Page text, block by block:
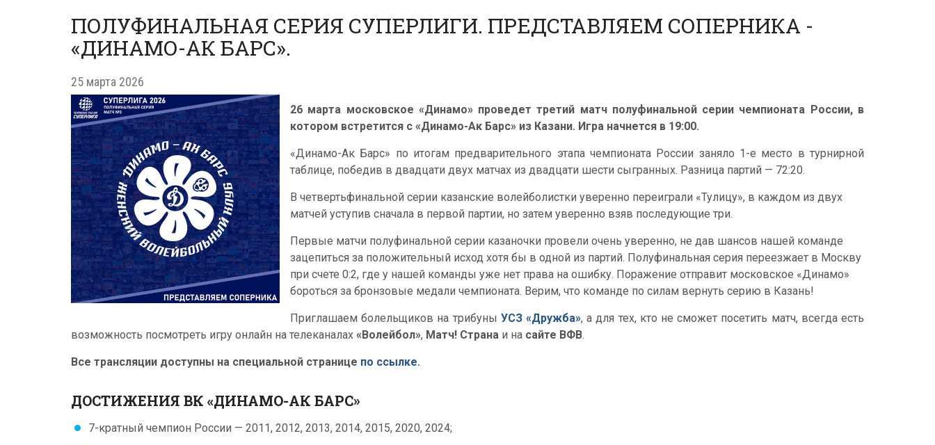
ПОЛУФИНАЛЬНАЯ СЕРИЯ СУПЕРЛИГИ. ПРЕДСТАВЛЯЕМ СОПЕРНИКА -
«ДИНАМО-АК БАРС».
25 марта 2026
26 марта московское «Динамо» проведет третий матч полуфинальной серии чемпионата России, в
котором встретится с «Динамо-Ак Барс» из Казани. Игра начнется в 19:00.
«Динамо-Ак Барс» по итогам предварительного этапа чемпионата России заняло 1-е место в турнирной
таблице, победив в двадцати двух матчах из двадцати шести сыгранных. Разница партий — 72:20.
В четвертьфинальной серии казанские волейболистки уверенно переиграли «Тулицу», в каждом из двух
матчей уступив сначала в первой партии, но затем уверенно взяв последующие три.
Первые матчи полуфинальной серии казаночки провели очень уверенно, не дав шансов нашей команде
зацепиться за положительный исход хотя бы в одной из партий. Полуфинальная серия переезжает в Москву
при счете 0:2, где у нашей команды уже нет права на ошибку. Поражение отправит московское «Динамо»
бороться за бронзовые медали чемпионата. Верим, что команде по силам вернуть серию в Казань!
Приглашаем болельщиков на трибуны УСЗ «Дружба», а для тех, кто не сможет посетить матч, всегда есть
возможность посмотреть игру онлайн на телеканалах «Волейбол», Матч! Страна и на сайте ВФВ.
Все трансляции доступны на специальной странице по ссылке.
ДОСТИЖЕНИЯ ВК «ДИНАМО-АК БАРС»
7-кратный чемпион России — 2011, 2012, 2013, 2014, 2015, 2020, 2024;